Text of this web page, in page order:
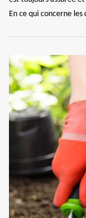
En ce qui concerne